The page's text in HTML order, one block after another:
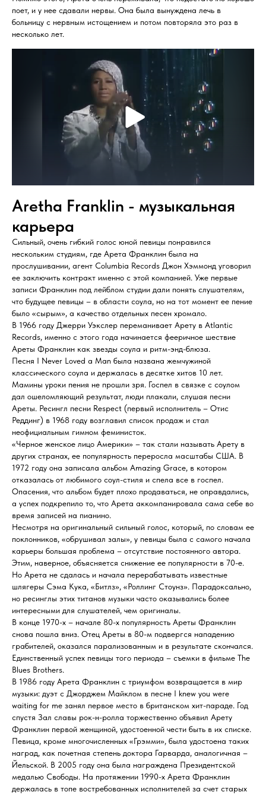
поет, и у нее сдавали нервы. Она была вынуждена лечь в
больницу с нервным истощением и потом повторяла это раз в
несколько лет.
Aretha Franklin - музыкальная
карьера
Сильный, очень гибкий голос юной певицы понравился
нескольким студиям, где Арета Франклин была на
прослушивании, агент Columbia Records Джон Хэммонд уговорил
ее заключить контракт именно с этой компанией. Уже первые
записи Франклин под лейблом студии дали понять слушателям,
что будущее певицы – в области соула, но на тот момент ее пение
было «сырым», а качество отдельных песен хромало.
В 1966 году Джерри Уэкслер переманивает Арету в Atlantic
Records, именно с этого года начинается фееричное шествие
Ареты Франклин как звезды соула и ритм-энд-блюза.
Песня I Never Loved a Man была названа жемчужиной
классического соула и держалась в десятке хитов 10 лет.
Мамины уроки пения не прошли зря. Госпел в связке с соулом
дал ошеломляющий результат, люди плакали, слушая песни
Ареты. Ресингл песни Respect (первый исполнитель – Отис
Реддинг) в 1968 году возглавил список продаж и стал
неофициальным гимном феминисток.
«Черное женское лицо Америки» – так стали называть Арету в
других странах, ее популярность переросла масштабы США. В
1972 году она записала альбом Amazing Grace, в котором
отказалась от любимого соул-стиля и спела все в госпел.
Опасения, что альбом будет плохо продаваться, не оправдались,
а успех подкрепило то, что Арета аккомпанировала сама себе во
время записей на пианино.
Несмотря на оригинальный сильный голос, который, по словам ее
поклонников, «обрушивал залы», у певицы была с самого начала
карьеры большая проблема – отсутствие постоянного автора.
Этим, наверное, объясняется снижение ее популярности в 70-е.
Но Арета не сдалась и начала перерабатывать известные
шлягеры Сэма Кука, «Битлз», «Роллинг Стоунз». Парадоксально,
но ресинглы этих титанов музыки часто оказывались более
интересными для слушателей, чем оригиналы.
В конце 1970-х – начале 80-х популярность Ареты Франклин
снова пошла вниз. Отец Ареты в 80-м подвергся нападению
грабителей, оказался парализованным и в результате скончался.
Единственный успех певицы того периода – съемки в фильме The
Blues Brothers.
В 1986 году Арета Франклин с триумфом возвращается в мир
музыки: дуэт с Джорджем Майклом в песне I knew you were
waiting for me занял первое место в британском хит-параде. Год
спустя Зал славы рок-н-ролла торжественно объявил Арету
Франклин первой женщиной, удостоенной чести быть в их списке.
Певица, кроме многочисленных «Грэмми», была удостоена таких
наград, как почетная степень доктора Гарварда, аналогичная –
Йельской. В 2005 году она была награждена Президентской
медалью Свободы. На протяжении 1990-х Арета Франклин
держалась в топе востребованных исполнителей за счет старых